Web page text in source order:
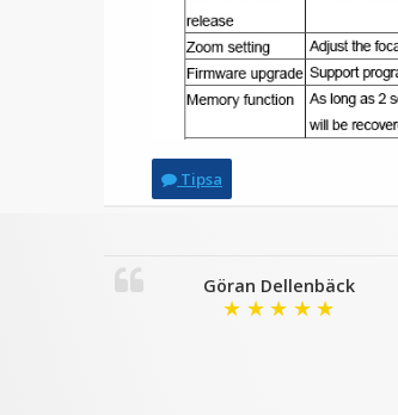
Tipsa
Göran Dellenbäck
★ ★ ★ ★ ★